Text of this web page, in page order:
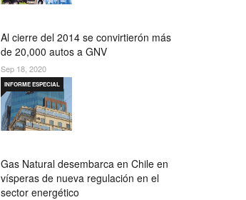
Al cierre del 2014 se convirtierón más
de 20,000 autos a GNV
Sep 18, 2020
Gas Natural desembarca en Chile en
vísperas de nueva regulación en el
sector energético
INFORME ESPECIAL